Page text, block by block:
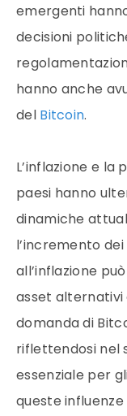
emergenti
decisioni
hanno anche
del Bitcoin.
L’inflazione e
paesi hanno
dinamiche
l’incremento
all’inflazione
asset alternativi
domanda di
riflettendosi nel
essenziale per
queste